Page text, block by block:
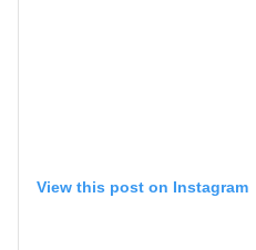
View this post on Instagram